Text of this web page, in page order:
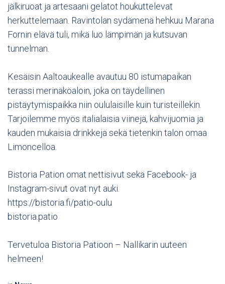
jälkiruoat ja artesaani gelatot houkuttelevat
herkuttelemaan. Ravintolan sydämenä hehkuu Marana
Fornin elävä tuli, mikä luo lämpimän ja kutsuvan
tunnelman.
Kesäisin Aaltoaukealle avautuu 80 istumapaikan
terassi merinäköaloin, joka on täydellinen
pistäytymispaikka niin oululaisille kuin turisteillekin.
Tarjoilemme myös italialaisia viinejä, kahvijuomia ja
kauden mukaisia drinkkejä sekä tietenkin talon omaa
Limoncelloa.
Bistoria Pation omat nettisivut sekä Facebook- ja
Instagram-sivut ovat nyt auki.
https://bistoria.fi/patio-oulu
bistoria.patio
Tervetuloa Bistoria Patioon – Nallikarin uuteen
helmeen!